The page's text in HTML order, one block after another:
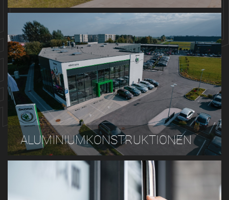
ALUMINIUMKONSTRUKTIONEN